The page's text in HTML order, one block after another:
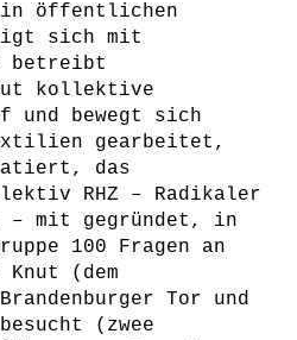
öffentlichen
sich mit
betreibt
kollektive
und bewegt sich
gearbeitet,
das
RHZ – Radikaler
– mit gegründet, in
100 Fragen an
(dem
Tor und
(zwee